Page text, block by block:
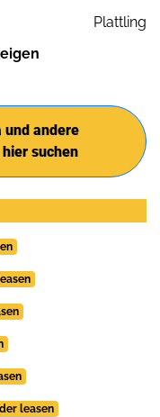
Plattling
und andere
suchen
leasen